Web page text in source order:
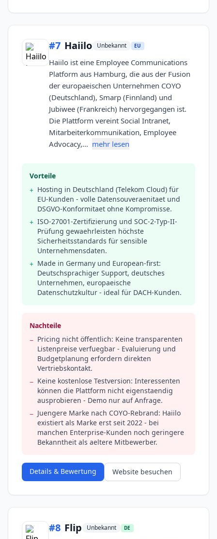
#7 Haiilo Unbekannt EU
Haiilo ist eine Employee Communications
Platform aus Hamburg, die aus der Fusion
der europaeischen Unternehmen COYO
(Deutschland), Smarp (Finnland) und
Jubiwee (Frankreich) hervorgegangen ist.
Die Plattform vereint Social Intranet,
Mitarbeiterkommunikation, Employee
Advocacy,… mehr lesen
Vorteile
+ Hosting in Deutschland (Telekom Cloud) für
EU-Kunden - volle Datensouveraenitaet und
DSGVO-Konformitaet ohne Kompromisse.
+ ISO-27001-Zertifizierung und SOC-2-Typ-II-
Prüfung gewaehrleisten höchste
Sicherheitsstandards für sensible
Unternehmensdaten.
+ Made in Germany und European-first:
Deutschsprachiger Support, deutsches
Unternehmen, europaeische
Datenschutzkultur - ideal für DACH-Kunden.
Nachteile
− Pricing nicht öffentlich: Keine transparenten
Listenpreise verfuegbar - Evaluierung und
Budgetplanung erfordern direkten
Vertriebskontakt.
− Keine kostenlose Testversion: Interessenten
können die Plattform nicht eigenstaendig
ausprobieren - Demo nur auf Anfrage.
− Juengere Marke nach COYO-Rebrand: Haiilo
existiert als Marke erst seit 2022 - bei
manchen Enterprise-Kunden noch geringere
Bekanntheit als aeltere Mitbewerber.
Details & Bewertung Website besuchen
#8 Flip Unbekannt DE